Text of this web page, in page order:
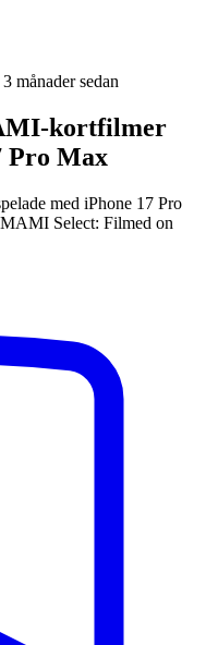
3 månader sedan
kortfilmer
Pro Max
med iPhone 17 Pro
Select: Filmed on